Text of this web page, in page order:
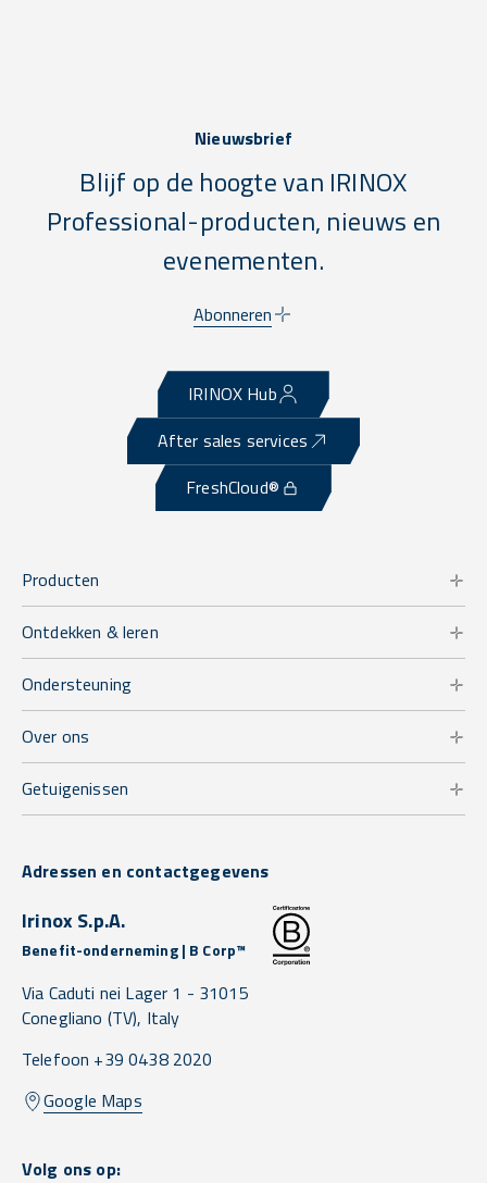
Nieuwsbrief
Blijf op de hoogte van IRINOX
Professional-producten, nieuws en
evenementen.
Abonneren
IRINOX Hub
After sales services
FreshCloud®
Producten
Ontdekken & leren
Ondersteuning
Over ons
Getuigenissen
Adressen en contactgegevens
Irinox S.p.A.
Benefit-onderneming | B Corp™
Via Caduti nei Lager 1 - 31015
Conegliano (TV), Italy
Telefoon +39 0438 2020
Google Maps
Volg ons op: